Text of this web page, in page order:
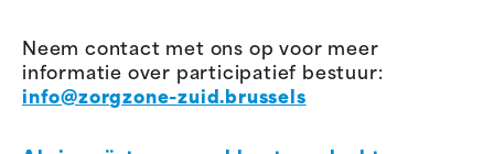
Neem contact met ons op voor meer
informatie over participatief bestuur:
info@zorgzone-zuid.brussels